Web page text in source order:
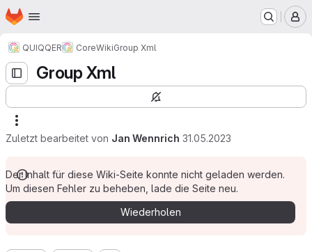
Zum Hauptinhalt springen
Startseite
QUIQQER CoreWikiGroup Xml
Group Xml
Zuletzt bearbeitet von Jan Wennrich 31.05.2023
Der Inhalt für diese Wiki-Seite konnte nicht geladen werden.
Um diesen Fehler zu beheben, lade die Seite neu.
Wiederholen